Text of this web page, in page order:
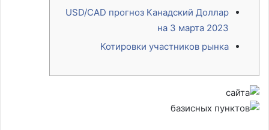
USD/CAD прогноз Канадский Доллар
на 3 марта 2023
Котировки участников рынка